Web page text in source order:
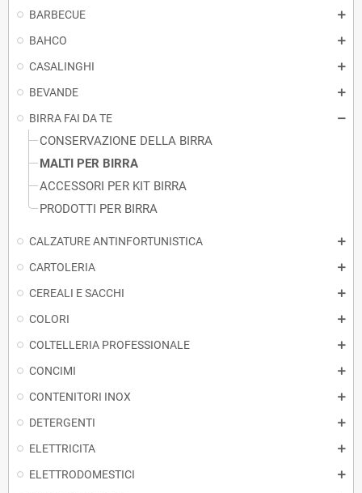
BARBECUE
BAHCO
CASALINGHI
BEVANDE
BIRRA FAI DA TE
CONSERVAZIONE DELLA BIRRA
MALTI PER BIRRA
ACCESSORI PER KIT BIRRA
PRODOTTI PER BIRRA
CALZATURE ANTINFORTUNISTICA
CARTOLERIA
CEREALI E SACCHI
COLORI
COLTELLERIA PROFESSIONALE
CONCIMI
CONTENITORI INOX
DETERGENTI
ELETTRICITA
ELETTRODOMESTICI